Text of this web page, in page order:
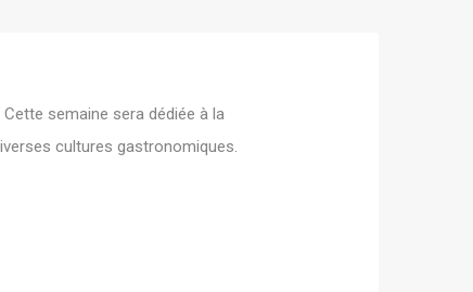
semaine sera dédiée à la
cultures gastronomiques.